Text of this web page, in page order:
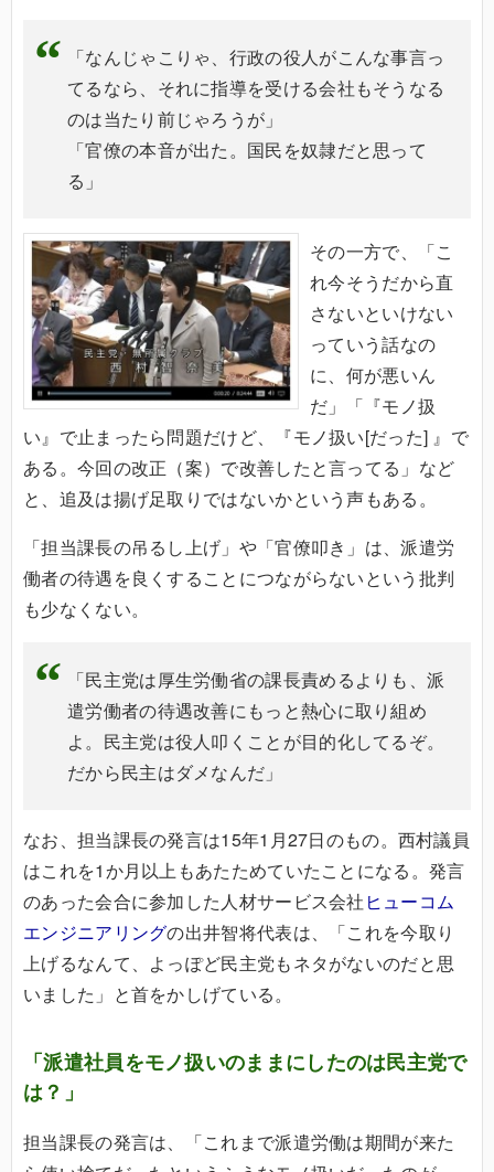
「なんじゃこりゃ、行政の役人がこんな事言っ
てるなら、それに指導を受ける会社もそうなる
のは当たり前じゃろうが」
「官僚の本音が出た。国民を奴隷だと思って
る」
その一方で、「こ
れ今そうだから直
さないといけない
っていう話なの
に、何が悪いん
だ」「『モノ扱
い』で止まったら問題だけど、『モノ扱い[だった] 』で
ある。今回の改正（案）で改善したと言ってる」など
と、追及は揚げ足取りではないかという声もある。
「担当課長の吊るし上げ」や「官僚叩き」は、派遣労
働者の待遇を良くすることにつながらないという批判
も少なくない。
「民主党は厚生労働省の課長責めるよりも、派
遣労働者の待遇改善にもっと熱心に取り組め
よ。民主党は役人叩くことが目的化してるぞ。
だから民主はダメなんだ」
なお、担当課長の発言は15年1月27日のもの。西村議員
はこれを1か月以上もあたためていたことになる。発言
のあった会合に参加した人材サービス会社 ヒューコム
エンジニアリングの出井智将代表は、「これを今取り
上げるなんて、よっぽど民主党もネタがないのだと思
いました」と首をかしげている。
「派遣社員をモノ扱いのままにしたのは民主党で
は？」
担当課長の発言は、「これまで派遣労働は期間が来た